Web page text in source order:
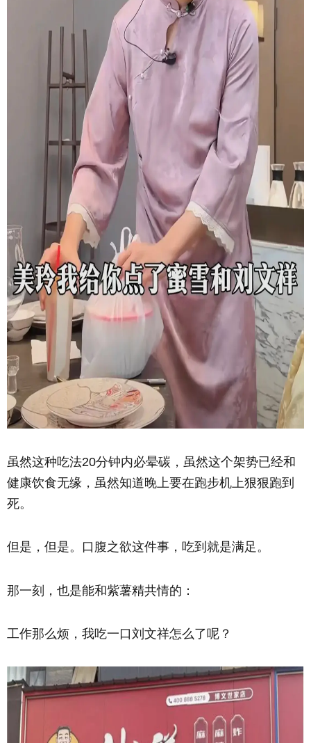
虽然这种吃法20分钟内必晕碳，虽然这个架势已经和
健康饮食无缘，虽然知道晚上要在跑步机上狠狠跑到
死。
但是，但是。口腹之欲这件事，吃到就是满足。
那一刻，也是能和紫薯精共情的：
工作那么烦，我吃一口刘文祥怎么了呢？